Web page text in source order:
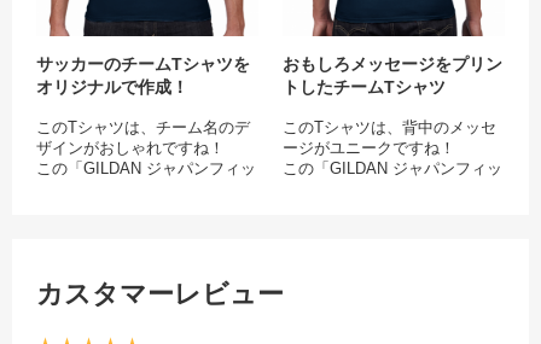
を一切落とさず、いままでより
も格段にお手頃な価格で提供致
イラストデザインをプリントし
てオリジナルのクラスTシャツ
するクラTを作りたい人に、ぜ
ひおすすめです！
クラスTシャツなどチームオー
サッカーのチームTシャツを
オリジナルで作成！
このTシャツは、チーム名のデ
ザインがおしゃれですね！
この「GILDAN ジャパンフィッ
ツをオリジナルで作成したい
ンのクラスTシャツを作りたい
おもしろメッセージをプリン
トしたチームTシャツ
このTシャツは、背中のメッセ
ージがユニークですね！
この「GILDAN ジャパンフィッ
カスタマーレビュー